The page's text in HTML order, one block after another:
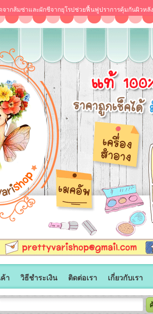
สกัดจากส้มซ่าและผักชีจากยุโรปช่วยฟื้นฟูปราการคุ้มกัน
า วิธีชำระเงิน ติดต่อเรา เกี่ยวกับเรา